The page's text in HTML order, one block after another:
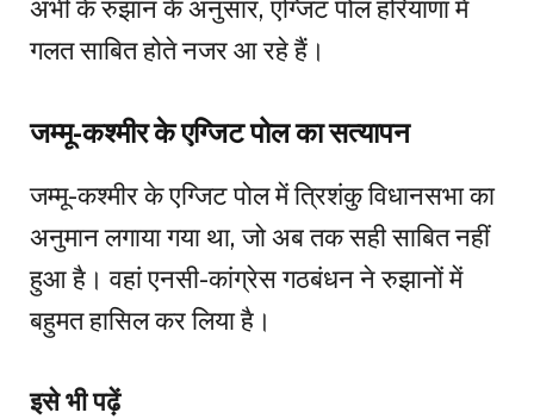
अभी के रुझान के अनुसार, एग्जिट पोल हरियाणा में
गलत साबित होते नजर आ रहे हैं।
जम्मू-कश्मीर के एग्जिट पोल का सत्यापन
जम्मू-कश्मीर के एग्जिट पोल में त्रिशंकु विधानसभा का
अनुमान लगाया गया था, जो अब तक सही साबित नहीं
हुआ है। वहां एनसी-कांग्रेस गठबंधन ने रुझानों में
बहुमत हासिल कर लिया है।
इसे भी पढ़ें